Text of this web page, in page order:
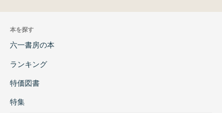
本を探す
六一書房の本
ランキング
特価図書
特集